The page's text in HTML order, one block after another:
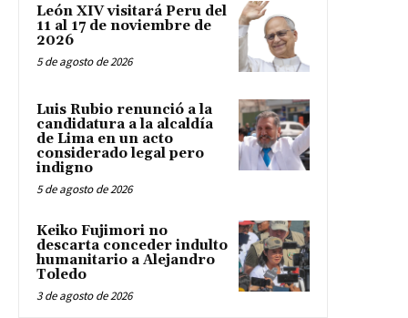
León XIV visitará Peru del
11 al 17 de noviembre de
2026
5 de agosto de 2026
Luis Rubio renunció a la
candidatura a la alcaldía
de Lima en un acto
considerado legal pero
indigno
5 de agosto de 2026
Keiko Fujimori no
descarta conceder indulto
humanitario a Alejandro
Toledo
3 de agosto de 2026